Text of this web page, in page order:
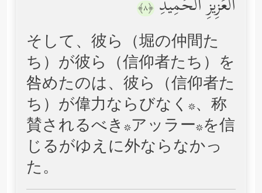
ٱلۡعَزِیزِ ٱلۡحَمِیدِ ﴿٨﴾
そして、彼ら（堀の仲間た
ち）が彼ら（信仰者たち）を
咎めたのは、彼ら（信仰者た
ち）が偉力ならびなく*、称
賛されるべき*アッラー*を信
じるがゆえに外ならなかっ
た。